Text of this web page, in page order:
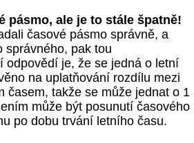
pásmo, ale je to stále špatně!
časové pásmo správně, a
správného, pak tou
odpovědí je, že se jedná o letní
na uplatňování rozdílu mezi
časem, takže se může jednat o 1
může být posunutí časového
po dobu trvání letního času.